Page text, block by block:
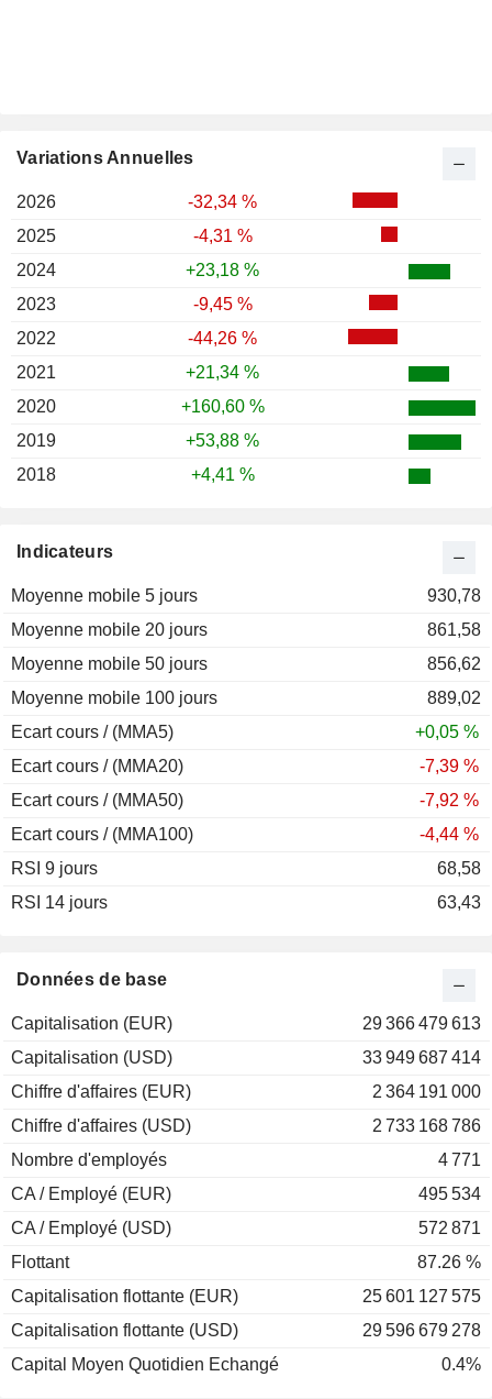
Données de base
Capitalisation (EUR)
29 366 479 613
Capitalisation (USD)
33 949 687 414
Chiffre d'affaires (EUR)
2 364 191 000
Chiffre d'affaires (USD)
2 733 168 786
Nombre d'employés
4 771
CA / Employé (EUR)
495 534
CA / Employé (USD)
572 871
Flottant
87.26 %
Capitalisation flottante (EUR)
25 601 127 575
Capitalisation flottante (USD)
29 596 679 278
Capital Moyen Quotidien Echangé
0.4%
Indicateurs
Moyenne mobile 5 jours
930,78
Moyenne mobile 20 jours
861,58
Moyenne mobile 50 jours
856,62
Moyenne mobile 100 jours
889,02
Ecart cours / (MMA5)
+0,05 %
Ecart cours / (MMA20)
-7,39 %
Ecart cours / (MMA50)
-7,92 %
Ecart cours / (MMA100)
-4,44 %
RSI 9 jours
68,58
RSI 14 jours
63,43
Variations Annuelles
2026
-32,34 %
2025
-4,31 %
2024
+23,18 %
2023
-9,45 %
2022
-44,26 %
2021
+21,34 %
2020
+160,60 %
2019
+53,88 %
2018
+4,41 %